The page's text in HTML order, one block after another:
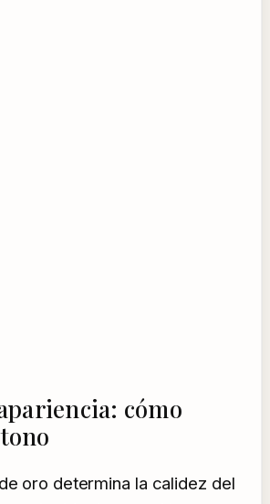
cómo
oro determina la calidez del